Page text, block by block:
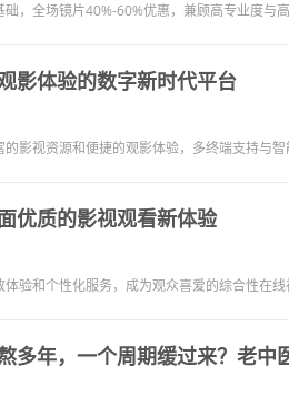
，全场镜片40%-60%优惠，兼顾高专业度与
影体验的数字新时代平台
影视资源和便捷的观影体验，多终端支持与
优质的影视观看新体验
验和个性化服务，成为观众喜爱的综合性在
多年，一个周期缓过来？老